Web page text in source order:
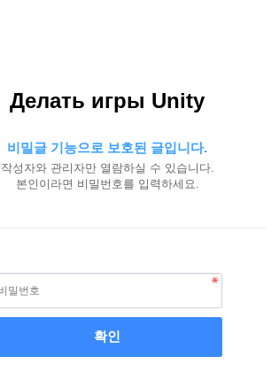
Делать игры Unity
비밀글 기능으로 보호된 글입니다.
작성자와 관리자만 열람하실 수 있습니다.
본인이라면 비밀번호를 입력하세요.